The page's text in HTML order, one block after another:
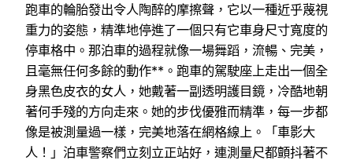
跑車的輪胎發出令人陶醉的摩擦聲，它以一種近乎蔑視
重力的姿態，精準地停進了一個只有它車身尺寸寬度的
停車格中。那泊車的過程就像一場舞蹈，流暢、完美，
且毫無任何多餘的動作**。跑車的駕駛座上走出一個全
身黑色皮衣的女人，她戴著一副透明護目鏡，冷酷地朝
著何手殘的方向走來。她的步伐優雅而精準，每一步都
像是被測量過一樣，完美地落在網格線上。「車影大
人！」泊車警察們立刻立正站好，連測量尺都顫抖著不